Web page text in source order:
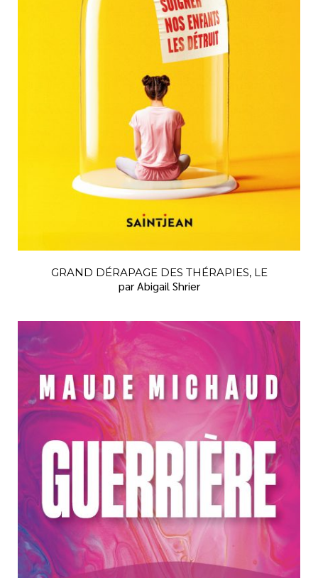
GRAND DÉRAPAGE DES THÉRAPIES, LE
par Abigail Shrier